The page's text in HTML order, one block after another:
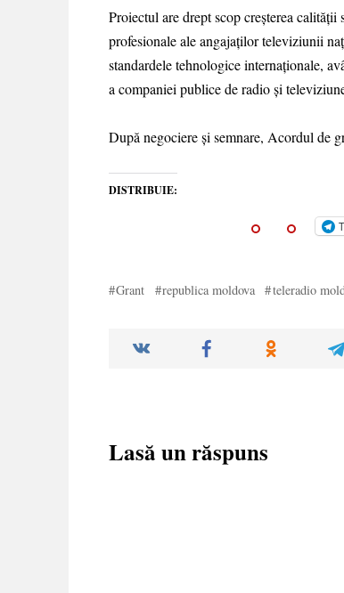
Proiectul are drept scop creșterea
profesionale ale angajaților televiziunii
standardele tehnologice internaționale,
a companiei publice de radio și
După negociere și semnare, Acordul de
DISTRIBUIE:
Grant republica moldova teleradio
Lasă un răspuns